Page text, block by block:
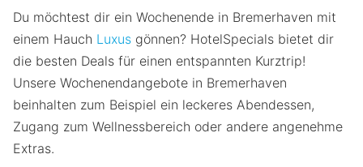
Du möchtest dir ein Wochenende in Bremerhaven mit
einem Hauch Luxus gönnen? HotelSpecials bietet dir
die besten Deals für einen entspannten Kurztrip!
Unsere Wochenendangebote in Bremerhaven
beinhalten zum Beispiel ein leckeres Abendessen,
Zugang zum Wellnessbereich oder andere angenehme
Extras.